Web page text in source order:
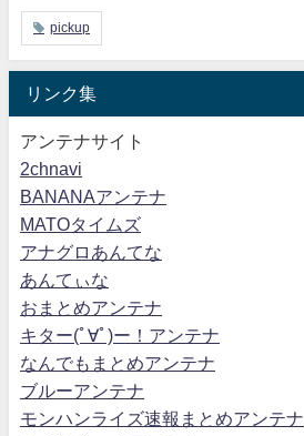
pickup
リンク集
アンテナサイト
2chnavi
BANANAアンテナ
MATOタイムズ
アナグロあんてな
あんてぃな
おまとめアンテナ
キター(ﾟ∀ﾟ)ー！アンテナ
なんでもまとめアンテナ
ブルーアンテナ
モンハンライズ速報まとめアンテナ